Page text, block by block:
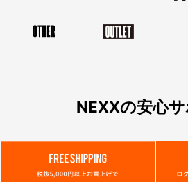
NEXXの安心サ